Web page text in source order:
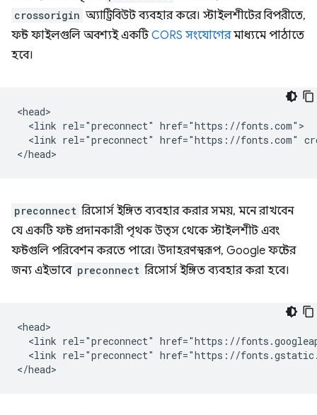
crossorigin অ্যাট্রিবিউট ব্যবহার করে। স্টাইলশীটের বিপরীতে,
ফন্ট ফাইলগুলি অবশ্যই একটিCORS সংযোগেরমাধ্যমে পাঠাতে
হবে।
<head>
  <link rel="preconnect" href="https://fonts.com">
<link rel="preconnect" href="https://fonts.com"
preconnect রিসোর্স ইঙ্গিত ব্যবহার করার সময়, মনে রাখবেন
যে একটি ফন্ট প্রদানকারী পৃথক উত্স থেকে স্টাইলশীট এবং
ফন্টগুলি পরিবেশন করতে পারে। উদাহরণস্বরূপ, Google ফন্টের
জন্য এইভাবে preconnect রিসোর্স ইঙ্গিত ব্যবহার করা হবে।
<head>
<link rel="preconnect" href="https://
<link rel="preconnect" href="https://